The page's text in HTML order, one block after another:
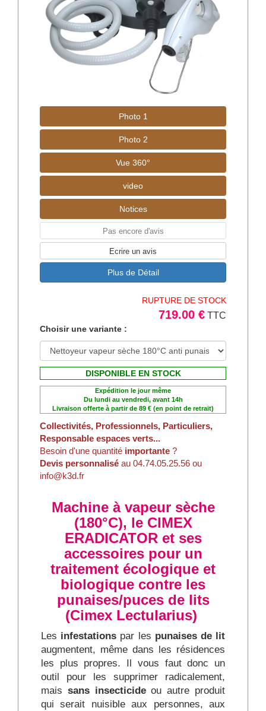
Photo 1
Photo 2
Vue 360°
video
Notices
Pas encore d'avis
Ecrire un avis
Plus de Détail
RUPTURE DE STOCK
719.00 € TTC
Choisir une variante :
DISPONIBLE EN STOCK
Expédition le jour même
Du lundi au vendredi, avant 14h
Livraison offerte à partir de 89 € (en point de retrait)
Collectivités, Professionnels, Particuliers,
Responsable espaces verts...
Besoin d'une quantité importante ?
Devis personnalisé au 04.74.05.25.56 ou
info@k3d.fr
Machine à vapeur sèche
(180°C), le CIMEX
ERADICATOR et ses
accessoires pour un
traitement écologique et
biologique contre les
punaises/puces de lits
(Cimex Lectularius)
Les infestations par les punaises de lit
augmentent, même dans les résidences
les plus propres. Il vous faut donc un
outil pour les supprimer radicalement,
mais sans insecticideou autre produit
qui serait nuisible aux personnes, aux